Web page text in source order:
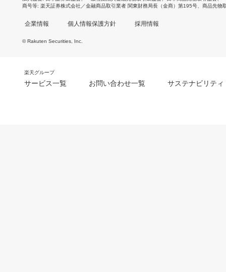
商号等 楽天証券株式会社／金融商品取引業者 関東財務局長（金商）第195号、商品先物
企業情報 個人情報保護方針 採用情報
© Rakuten Securities, Inc.
楽天グループ
サービス一覧 お問い合わせ一覧 サステナビリティ